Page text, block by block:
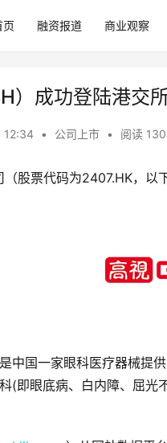
页 融资报道 商业观察
）成功登陆港交
12:34 • 公司上市 • 阅读
（股票代码为2407.HK，以
中国一家眼科医疗器械提
(即眼底病、白内障、屈